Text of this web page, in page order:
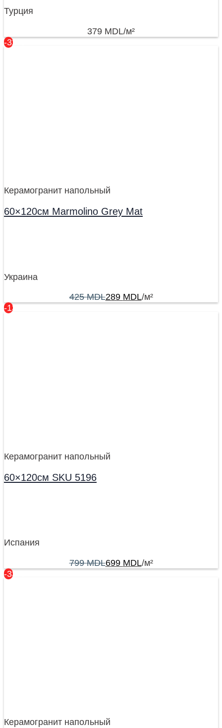
Турция
379 MDL/м²
-32%
Керамогранит напольный
60×120см Marmolino Grey Mat
Украина
425MDL289 MDL/м²
-13%
Керамогранит напольный
60×120см SKU 5196
Испания
799MDL699 MDL/м²
-33%
Керамогранит напольный